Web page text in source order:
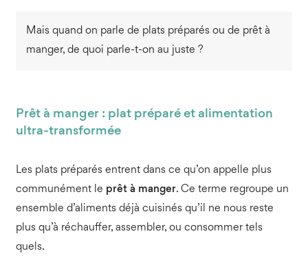
Mais quand on parle de plats préparés ou de prêt à
manger, de quoi parle-t-on au juste ?
Prêt à manger : plat préparé et alimentation
ultra-transformée
Les plats préparés entrent dans ce qu’on appelle plus
communément le prêt à manger. Ce terme regroupe un
ensemble d’aliments déjà cuisinés qu’il ne nous reste
plus qu’à réchauffer, assembler, ou consommer tels
quels.